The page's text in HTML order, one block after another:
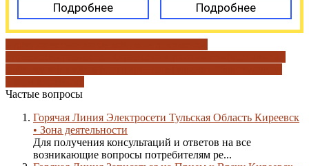
Подробнее Подробнее
Частые вопросы
Горячая Линия Электросети Тульская Область Киреевск
• Зона деятельности
Для получения консультаций и ответов на все
возникающие вопросы потребителям ре...